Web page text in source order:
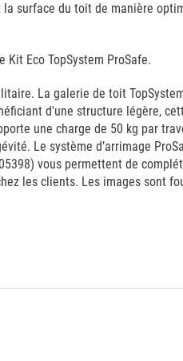
surface du toit de manière
Eco TopSystem ProSafe.
La galerie de toit
d'une structure légère,
une charge de 50 kg par
Le système d’arrimage
vous permettent de
les clients. Les images sont